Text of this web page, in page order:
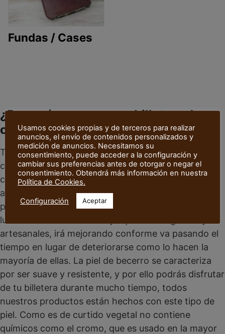
Fundas / Cases
¿Por qué comprar una billetera de
cuero artesanal?
Todas nuestras billeteras están hechas a mano con
cuero de becerro español de curtido vegetal, no
contienen cromo. Son una verdadera pieza de
artesanía, realizadas pieza por pieza con nuestras
propias manos en Ibiza (Islas Baleares). Además, la
lucirás en todos los lados ya que son elegantes y
artesanales, irá mejorando conforme va pasando el
tiempo en lugar de deteriorarse como lo hacen la
mayoría de ellas. La piel de becerro se caracteriza
por ser suave y resistente, y por ello podrás disfrutar
de tu billetera durante mucho tiempo, todos
nuestros productos están hechos con este tipo de
piel. Como es de curtido vegetal no contiene
químicos como el cromo, que es usado en la mayor
Usamos cookies propias y de terceros para realizar
anuncios, el envío de contenidos personalizados y
medición de anuncios. Necesitamos su
consentimiento, puede acceder a la configuración y
cambiar sus preferencias antes de otorgar o negar el
consentimiento. Obtendrá más información en nuestra
Política de Cookies.
Configuración Aceptar